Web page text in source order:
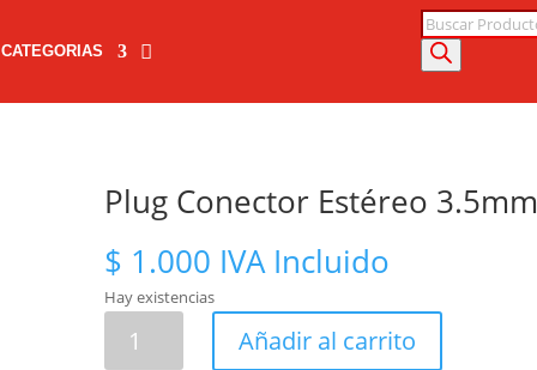
CATEGORIAS
Búsqueda
de
productos
Plug Conector Estéreo 3.5mm
$ 1.000 IVA Incluido
Hay existencias
Conector
Añadir al carrito